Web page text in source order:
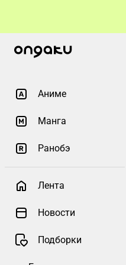
Аниме
Манга
Ранобэ
Лента
Новости
Подборки